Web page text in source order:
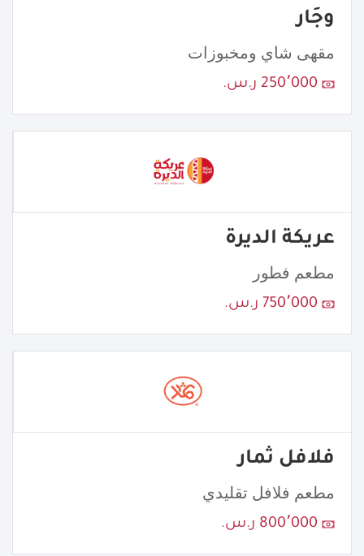
وجَار
مقهى شاي ومخبوزات
250٬000 ر.س.
عريكة الديرة
مطعم فطور
750٬000 ر.س.
فلافل ثمار
مطعم فلافل تقليدي
800٬000 ر.س.